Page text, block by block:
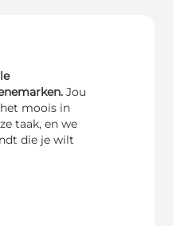
Jou
moois in
taak, en we
die je wilt